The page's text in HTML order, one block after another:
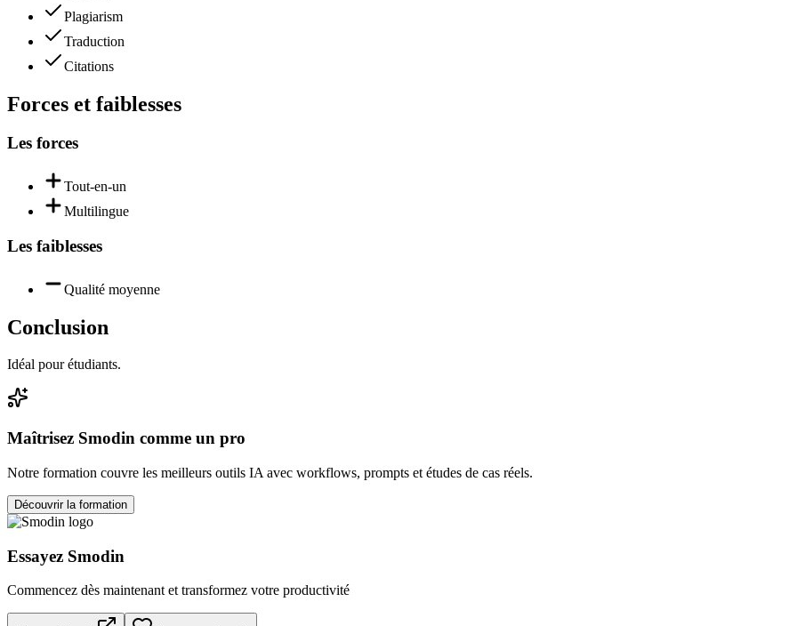
Plagiarism
Traduction
Citations
Forces et faiblesses
Les forces
Tout-en-un
Multilingue
Les faiblesses
Qualité moyenne
Conclusion
Idéal pour étudiants.
Maîtrisez Smodin comme un pro
Notre formation couvre les meilleurs outils IA avec workflows, prompts et études de cas réels.
Découvrir la formation
Essayez Smodin
Commencez dès maintenant et transformez votre productivité